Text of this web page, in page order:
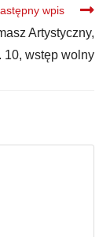
wpis
Artystyczny,
10, wstęp wolny